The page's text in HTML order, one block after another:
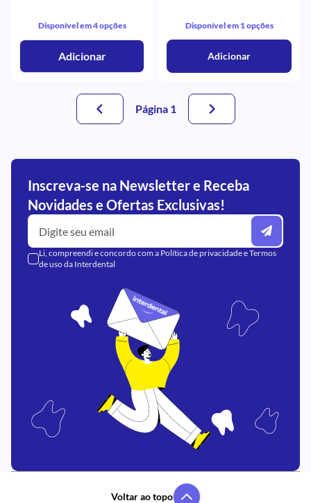
Disponível em 4 opções
Adicionar
Disponível em 1 opções
Adicionar
Página 1
Inscreva-se na Newsletter e Receba
Novidades e Ofertas Exclusivas!
Li, compreendi e concordo com a Política de privacidadeeTermos
de usoda Interdental
Voltar ao topo